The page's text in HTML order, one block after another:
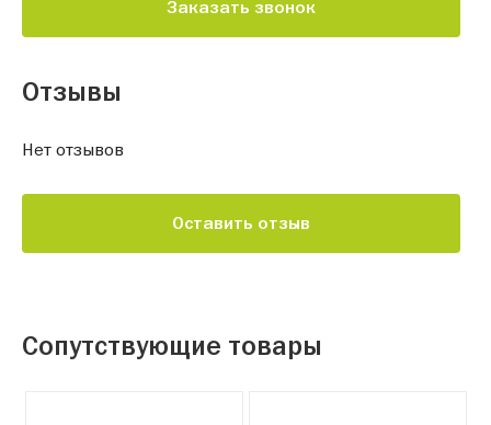
Заказать звонок
Отзывы
Нет отзывов
Оставить отзыв
Сопутствующие товары